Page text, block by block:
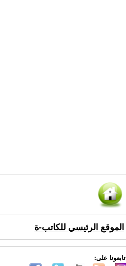
الموقع الرئيسي للكاتب-ة
تابعونا على: